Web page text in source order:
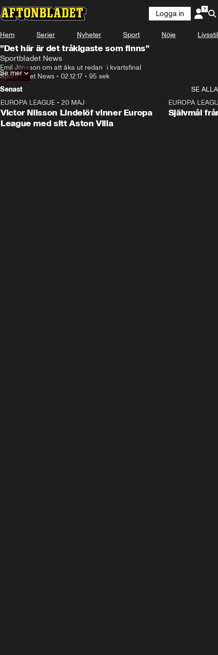
Logga in
Hem Serier Nyheter Sport Nöje Livsstil
”Det här är det tråkigaste som finns”
Sportbladet News
Emil Jönsson om att åka ut redan  i kvartsfinal
Sportbladet News • 02.12.17 • 95 sek
Se mer
Senast
SE ALLA
EUROPA LEAGUE • 20 MAJ
Victor Nilsson Lindelöf vinner Europa
League med sitt Aston Villa
EUROPA
Självmål